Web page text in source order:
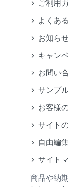
ご利用
よくあ
お知ら
キャン
お問い
サンプ
お客様
サイト
自由編
サイト
商品や納